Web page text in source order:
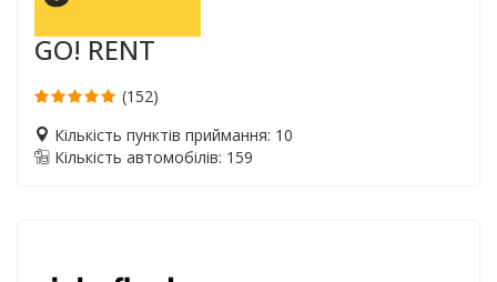
GO! RENT
(152)
Кількість пунктів приймання: 10
Кількість автомобілів: 159